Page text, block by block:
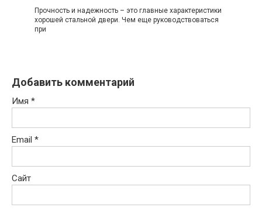
Прочность и надежность – это главные характеристики
хорошей стальной двери. Чем еще руководствоваться
при
Добавить комментарий
Имя *
Email *
Сайт